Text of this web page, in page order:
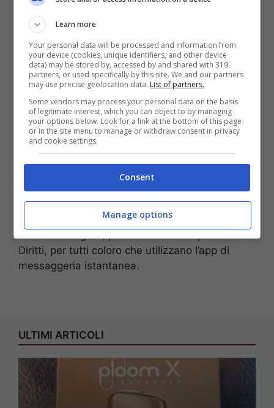
scrivere qualcosa nel gruppo, ovviamente può
contattare l’amministratore.
La funzionalità Gruppi limitati è stata
individuata da WABetaInfo nelle versioni beta di
WhatsApp per iOS e Android. Il blog di
WABetaInfo ha spiegato: “Quando gli
amministratori disattiveranno le funzionalità di
chat, solo loro potranno interagire a vicenda nel
gruppo: questo può accadere quando un
amministratore vuole attirare l’attenzione di tutti
i partecipanti, scrivere qualcosa di importante o
organizzare un evento”.
Insomma, una novità importante, rileva
Diritti, per tutti coloro che utilizzano l’app di
messaggeria istantanea.
ULTIMI ARTICOLI
Learn more
Your personal data will be processed and information from
your device (cookies, unique identifiers, and other device
data) may be stored by, accessed by and shared with 319
partners, or used specifically by this site. We and our partners
may use precise geolocation data. List of partners.
Some vendors may process your personal data on the basis
of legitimate interest, which you can object to by managing
your options below. Look for a link at the bottom of this page
or in the site menu to manage or withdraw consent in privacy
and cookie settings.
Consent
Manage options